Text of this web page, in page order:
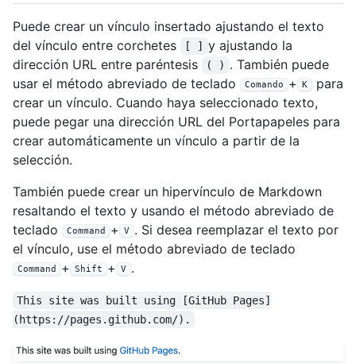
Puede crear un vínculo insertado ajustando el texto
del vínculo entre corchetes
[ ]
y ajustando la
dirección URL entre paréntesis
( ) . También puede
usar el método abreviado de teclado
Comando + K
para
crear un vínculo. Cuando haya seleccionado texto,
puede pegar una dirección URL del Portapapeles para
crear automáticamente un vínculo a partir de la
selección.
También puede crear un hipervínculo de Markdown
resaltando el texto y usando el método abreviado de
teclado
Command + V . Si desea reemplazar el texto por
el vínculo, use el método abreviado de teclado
Command + Shift + V .
This site was built using [GitHub Pages]
(https://pages.github.com/).